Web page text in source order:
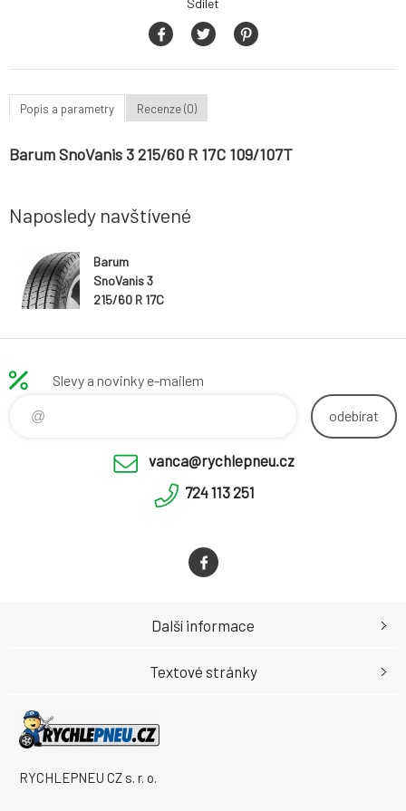
Sdílet
Popis a parametry Recenze (0)
Barum SnoVanis 3 215/60 R 17C 109/107T
Naposledy navštívené
Barum
SnoVanis 3
215/60 R 17C
Slevy a novinky e-mailem
odebírat
vanca@rychlepneu.cz
724 113 251
RYCHLEPNEU CZ s. r. o.
Další informace
Textové stránky